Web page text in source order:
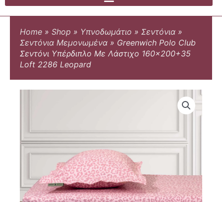
Home » Shop » Υπνοδωμάτιο » Σεντόνια »
Σεντόνια Μεμονωμένα » Greenwich Polo Club
Σεντόνι Υπέρδιπλο Με Λάστιχο 160×200+35
Loft 2286 Leopard